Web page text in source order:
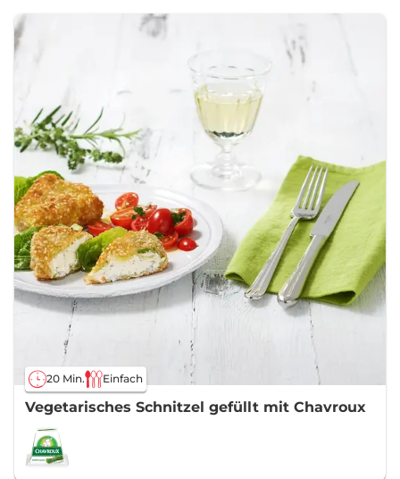
20 Min. Einfach
Vegetarisches Schnitzel gefüllt mit Chavroux